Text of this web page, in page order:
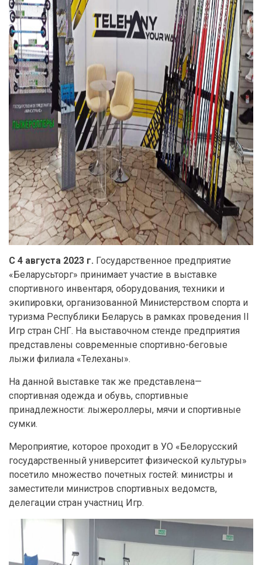
С 4 августа 2023 г. Государственное предприятие
«Беларусьторг» принимает участие в выставке
спортивного инвентаря, оборудования, техники и
экипировки, организованной Министерством спорта и
туризма Республики Беларусь в рамках проведения II
Игр стран СНГ. На выставочном стенде предприятия
представлены современные спортивно-беговые
лыжи филиала «Телеханы».
На данной выставке так же представлена—
спортивная одежда и обувь, спортивные
принадлежности: лыжероллеры, мячи и спортивные
сумки.
Мероприятие, которое проходит в УО «Белорусский
государственный университет физической культуры»
посетило множество почетных гостей: министры и
заместители министров спортивных ведомств,
делегации стран участниц Игр.